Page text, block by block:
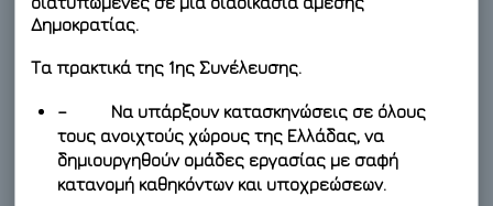
Δημοκρατίας.
Τα πρακτικά της 1ης Συνέλευσης.
– Να υπάρξουν κατασκηνώσεις σε όλους
τους ανοιχτούς χώρους της Ελλάδας, να
δημιουργηθούν ομάδες εργασίας με σαφή
κατανομή καθηκόντων και υποχρεώσεων.